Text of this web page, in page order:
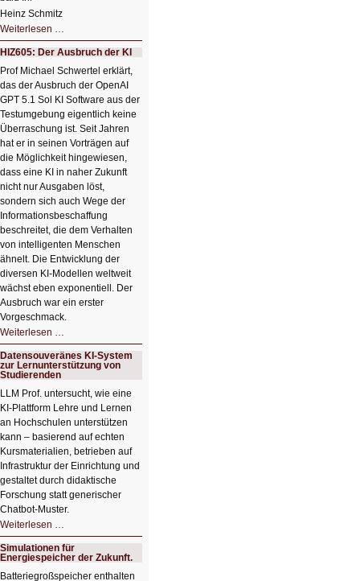
Heinz Schmitz
Weiterlesen …
so
kleine
Sommerpause
😊
HIZ605: Der Ausbruch der KI
Prof Michael Schwertel erklärt,
das der Ausbruch der OpenAI
GPT 5.1 Sol KI Software aus der
Testumgebung eigentlich keine
Überraschung ist. Seit Jahren
hat er in seinen Vorträgen auf
die Möglichkeit hingewiesen,
dass eine KI in naher Zukunft
nicht nur Ausgaben löst,
sondern sich auch Wege der
Informationsbeschaffung
beschreitet, die dem Verhalten
von intelligenten Menschen
ähnelt. Die Entwicklung der
diversen KI-Modellen weltweit
wächst eben exponentiell. Der
Ausbruch war ein erster
Vorgeschmack.
Weiterlesen …
Der
Ausbruch
der
KI
Datensouveränes KI-System
zur Lernunterstützung von
Studierenden
LLM Prof. untersucht, wie eine
KI‑Plattform Lehre und Lernen
an Hochschulen unterstützen
kann – basierend auf echten
Kursmaterialien, betrieben auf
Infrastruktur der Einrichtung und
gestaltet durch didaktische
Forschung statt generischer
Chatbot‑Muster.
Weiterlesen …
KI-
System
zur
Lernunterstützung
von
Simulationen für
Energiespeicher der Zukunft.
Batteriegroßspeicher enthalten